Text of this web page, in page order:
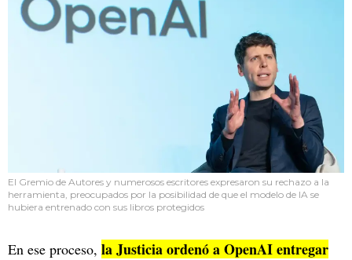
El Gremio de Autores y numerosos escritores expresaron su rechazo a la
herramienta, preocupados por la posibilidad de que el modelo de IA se
hubiera entrenado con sus libros protegidos
En ese proceso, la Justicia ordenó a OpenAI entregar